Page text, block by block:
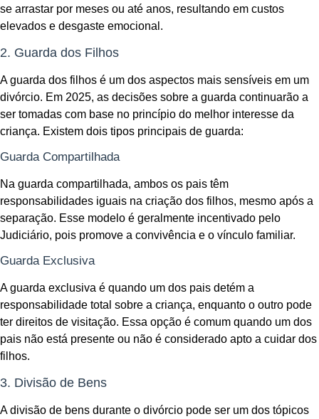
se arrastar por meses ou até anos, resultando em custos
elevados e desgaste emocional.
2. Guarda dos Filhos
A guarda dos filhos é um dos aspectos mais sensíveis em um
divórcio. Em 2025, as decisões sobre a guarda continuarão a
ser tomadas com base no princípio do melhor interesse da
criança. Existem dois tipos principais de guarda:
Guarda Compartilhada
Na guarda compartilhada, ambos os pais têm
responsabilidades iguais na criação dos filhos, mesmo após a
separação. Esse modelo é geralmente incentivado pelo
Judiciário, pois promove a convivência e o vínculo familiar.
Guarda Exclusiva
A guarda exclusiva é quando um dos pais detém a
responsabilidade total sobre a criança, enquanto o outro pode
ter direitos de visitação. Essa opção é comum quando um dos
pais não está presente ou não é considerado apto a cuidar dos
filhos.
3. Divisão de Bens
A divisão de bens durante o divórcio pode ser um dos tópicos